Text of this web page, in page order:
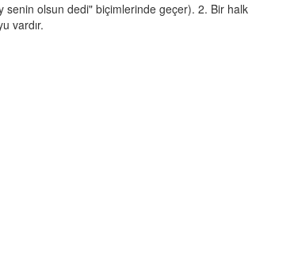
senin olsun dedi" biçimlerinde geçer). 2. Bir halk
vardır.